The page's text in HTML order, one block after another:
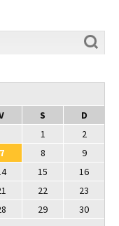
S
D
1
2
7 8
9
15
16
22
23
29
30